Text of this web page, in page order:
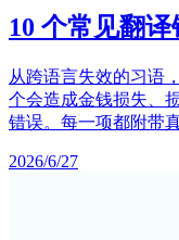
10 个常见翻译
从跨语言失效的习语
个会造成金钱损失、
错误。每一项都附带
2026/6/27